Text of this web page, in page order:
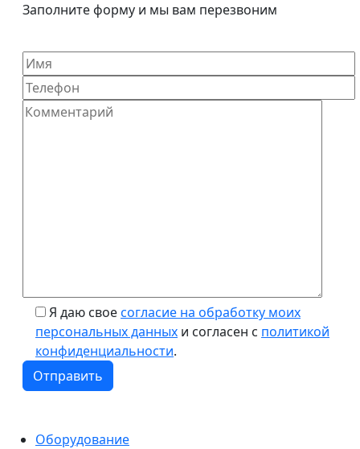
Заполните форму и мы вам перезвоним
Я даю своесогласие на обработку моих
персональных данных и согласен с политикой
конфиденциальности.
Оборудование